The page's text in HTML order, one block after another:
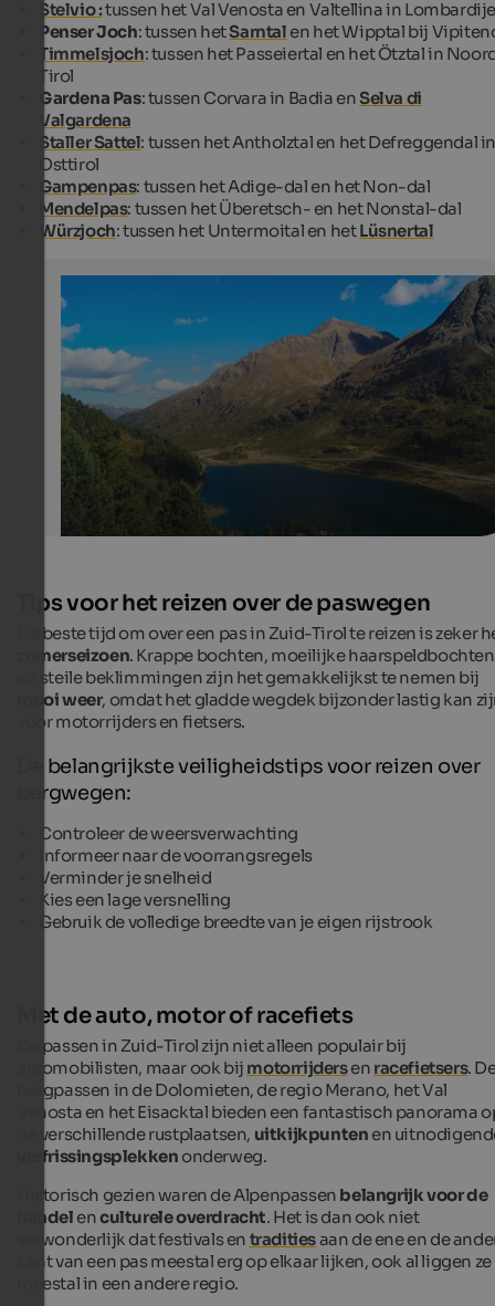
The lake Obersee is located in the Austrian side.
Internet Consulting - Stefan Tolpeit
Stelvio:tussen het Val Venosta en Valtellina in
Penser Joch: tussen hetSarntal en het Wipptal bij
Timmelsjoch: tussen het Passeiertal en het Ötztal in
Tirol
Gardena Pas: tussen Corvara in Badia enSelva di
Valgardena
Staller Sattel: tussen het Antholztal en het Defreggendal
Osttirol
Gampenpas: tussen het Adige-dal en het Non-dal
Mendelpas: tussen het Überetsch- en het Nonstal-dal
Würzjoch: tussen het Untermoital en hetLüsnertal
Tips voor het reizen over de paswegen
De beste tijd om over een pas in Zuid-Tirol te reizen is zeker
zomerseizoen. Krappe bochten, moeilijke haarspeldbochten
en steile beklimmingen zijn het gemakkelijkst te nemen bij
mooi weer, omdat het gladde wegdek bijzonder lastig kan
voor motorrijders en fietsers.
De belangrijkste veiligheidstips voor reizen over
bergwegen:
Controleer de weersverwachting
Informeer naar de voorrangsregels
Verminder je snelheid
Kies een lage versnelling
Gebruik de volledige breedte van je eigen rijstrook
Met de auto, motor of racefiets
De passen in Zuid-Tirol zijn niet alleen populair bij
automobilisten, maar ook bij motorrijdersen racefietsers.
bergpassen in de Dolomieten, de regio Merano, het Val
Venosta en het Eisacktal bieden een fantastisch panorama
de verschillende rustplaatsen, uitkijkpunten en
verfrissingsplekken onderweg.
Historisch gezien waren de Alpenpassen belangrijk voor de
handel enculturele overdracht. Het is dan ook niet
verwonderlijk dat festivals en traditiesaan de ene en de
kant van een pas meestal erg op elkaar lijken, ook al liggen ze
meestal in een andere regio.